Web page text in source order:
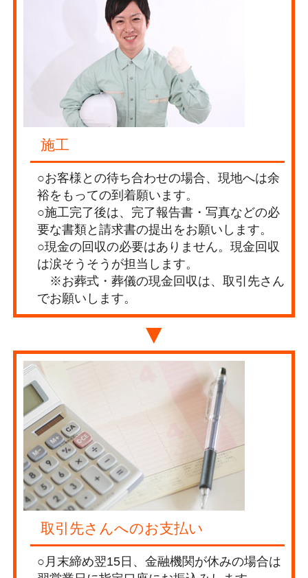
施工
○お客様との待ち合わせの場合、現地へは余
裕をもっての到着願います。
○施工完了後は、完了報告書・写真などの必
要な書類と請求書の提出をお願いします。
○現金の回収の必要はありません。現金回収
は涙そうそうが担当します。
※お葬式・葬儀の現金回収は、取引先さん
でお願いします。
▼
取引先さんへのお支払い
○月末締め翌15日、金融機関が休みの場合は